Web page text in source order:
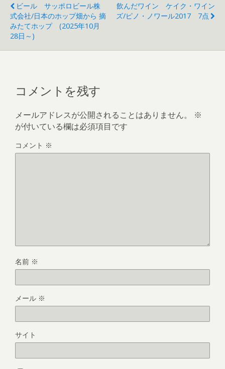
ビール サッポロビール株
式会社/日本のホップ畑から 摘
みたてホップ (2025年10月
28日～)
飲んだワイン ケイク・ワイン
ズ/ピノ・ノワール2017 7点
コメントを残す
メールアドレスが公開されることはありません。
※
が付いている欄は必須項目です
コメント ※
名前 ※
メール ※
サイト